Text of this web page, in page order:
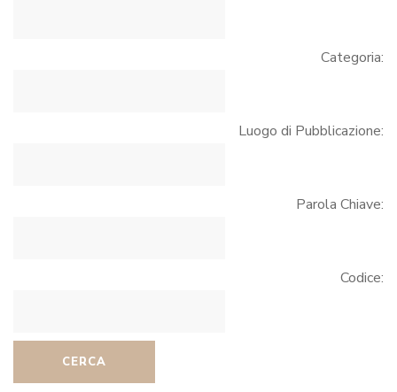
Categoria:
Luogo di Pubblicazione:
Parola Chiave:
Codice:
CERCA